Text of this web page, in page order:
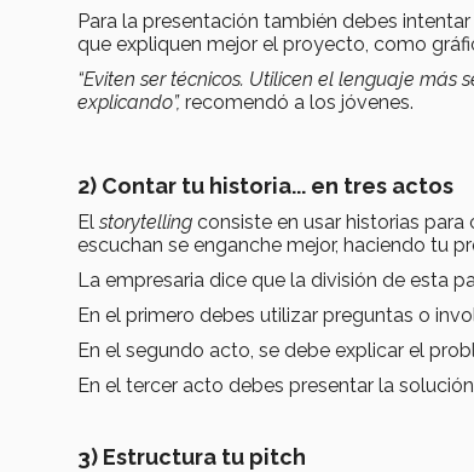
Para la presentación también debes
que expliquen mejor el proyecto, como
“Eviten ser técnicos. Utilicen el lenguaje
explicando”, recomendó a los jóvenes.
2) Contar tu historia... en tres actos
Elstorytelling consiste en usar historias
escuchan se enganche mejor, haciendo tu
La empresaria dice que la división de esta
En el primero debes utilizar preguntas o
En el segundo acto, se debe explicar el
En el tercer acto debes presentar la
3) Estructura tu pitch